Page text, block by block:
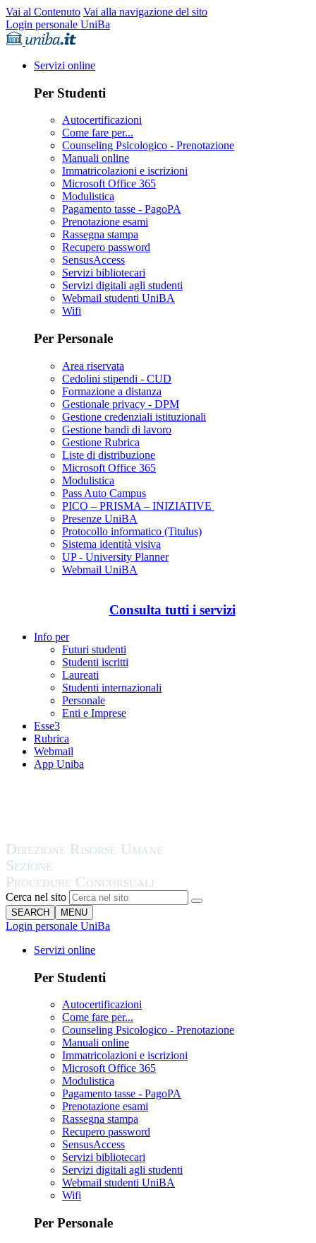
Vai al Contenuto Vai alla navigazione del sito
Login personale UniBa
Servizi online
Per Studenti
Autocertificazioni
Come fare per...
Counseling Psicologico - Prenotazione
Manuali online
Immatricolazioni e iscrizioni
Microsoft Office 365
Modulistica
Pagamento tasse - PagoPA
Prenotazione esami
Rassegna stampa
Recupero password
SensusAccess
Servizi bibliotecari
Servizi digitali agli studenti
Webmail studenti UniBA
Wifi
Per Personale
Area riservata
Cedolini stipendi - CUD
Formazione a distanza
Gestionale privacy - DPM
Gestione credenziali istituzionali
Gestione bandi di lavoro
Gestione Rubrica
Liste di distribuzione
Microsoft Office 365
Modulistica
Pass Auto Campus
PICO – PRISMA – INIZIATIVE
Presenze UniBA
Protocollo informatico (Titulus)
Sistema identità visiva
UP - University Planner
Webmail UniBA
Consulta tutti i servizi
Info per
Futuri studenti
Studenti iscritti
Laureati
Studenti internazionali
Personale
Enti e Imprese
Esse3
Rubrica
Webmail
App Uniba
Cerca nel sito
SEARCH MENU
Login personale UniBa
Servizi online
Per Studenti
Autocertificazioni
Come fare per...
Counseling Psicologico - Prenotazione
Manuali online
Immatricolazioni e iscrizioni
Microsoft Office 365
Modulistica
Pagamento tasse - PagoPA
Prenotazione esami
Rassegna stampa
Recupero password
SensusAccess
Servizi bibliotecari
Servizi digitali agli studenti
Webmail studenti UniBA
Wifi
Per Personale